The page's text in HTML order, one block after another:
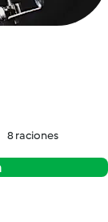
8 raciones